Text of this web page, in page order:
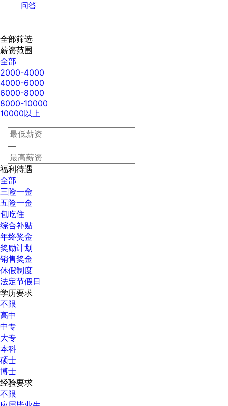
问答
全部筛选
薪资范围
全部
2000-4000
4000-6000
6000-8000
8000-10000
10000以上
—
福利待遇
全部
三险一金
五险一金
包吃住
综合补贴
年终奖金
奖励计划
销售奖金
休假制度
法定节假日
学历要求
不限
高中
中专
大专
本科
硕士
博士
经验要求
不限